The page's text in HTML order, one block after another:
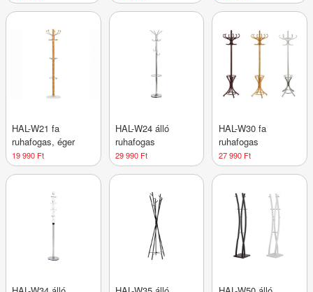
HAL-W21 fa
ruhafogas, éger
19 990 Ft
HAL-W24 álló
ruhafogas
29 990 Ft
HAL-W30 fa
ruhafogas
27 990 Ft